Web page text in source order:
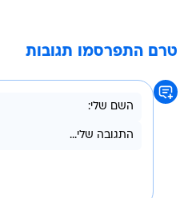
טרם התפרסמו תגובות